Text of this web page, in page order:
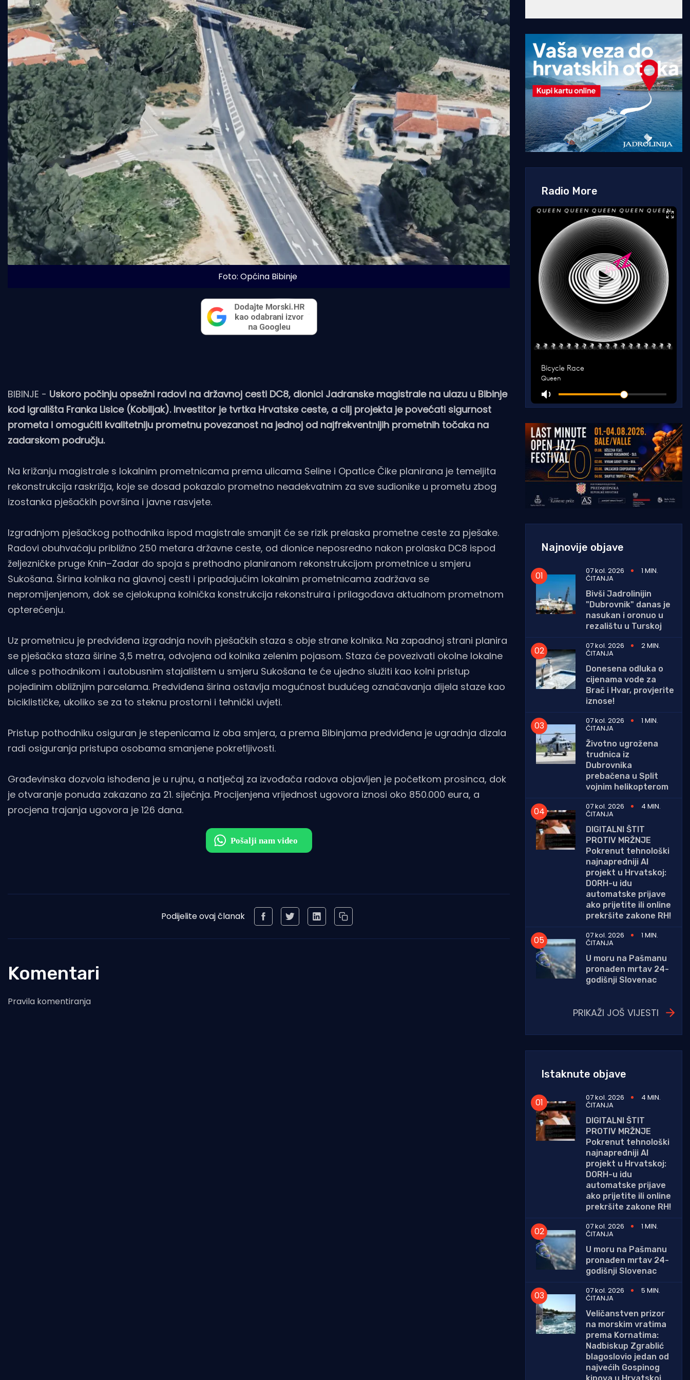
Foto: Općina Bibinje
BIBINJE - Uskoro počinju opsežni radovi na državnoj cesti DC8, dionici Jadranske magistrale na ulazu u Bibinje
kod igrališta Franka Lisice (Kobiljak). Investitor je tvrtka Hrvatske ceste, a cilj projekta je povećati sigurnost
prometa i omogućiti kvalitetniju prometnu povezanost na jednoj od najfrekventnijih prometnih točaka na
zadarskom području.
Na križanju magistrale s lokalnim prometnicama prema ulicama Seline i Opatice Čike planirana je temeljita
rekonstrukcija raskrižja, koje se dosad pokazalo prometno neadekvatnim za sve sudionike u prometu zbog
izostanka pješačkih površina i javne rasvjete.
Izgradnjom pješačkog pothodnika ispod magistrale smanjit će se rizik prelaska prometne ceste za pješake.
Radovi obuhvaćaju približno 250 metara državne ceste, od dionice neposredno nakon prolaska DC8 ispod
željezničke pruge Knin–Zadar do spoja s prethodno planiranom rekonstrukcijom prometnice u smjeru
Sukošana. Širina kolnika na glavnoj cesti i pripadajućim lokalnim prometnicama zadržava se
nepromijenjenom, dok se cjelokupna kolnička konstrukcija rekonstruira i prilagođava aktualnom prometnom
opterećenju.
Uz prometnicu je predviđena izgradnja novih pješačkih staza s obje strane kolnika. Na zapadnoj strani planira
se pješačka staza širine 3,5 metra, odvojena od kolnika zelenim pojasom. Staza će povezivati okolne lokalne
ulice s pothodnikom i autobusnim stajalištem u smjeru Sukošana te će ujedno služiti kao kolni pristup
pojedinim obližnjim parcelama. Predviđena širina ostavlja mogućnost budućeg označavanja dijela staze kao
biciklističke, ukoliko se za to steknu prostorni i tehnički uvjeti.
Pristup pothodniku osiguran je stepenicama iz oba smjera, a prema Bibinjama predviđena je ugradnja dizala
radi osiguranja pristupa osobama smanjene pokretljivosti.
Građevinska dozvola ishođena je u rujnu, a natječaj za izvođača radova objavljen je početkom prosinca, dok
je otvaranje ponuda zakazano za 21. siječnja. Procijenjena vrijednost ugovora iznosi oko 850.000 eura, a
procjena trajanja ugovora je 126 dana.
Podijelite ovaj članak
Komentari
Pravila komentiranja
Radio More
Najnovije objave
07 kol. 2026 1 MIN.
ČITANJA
Bivši Jadrolinijin
"Dubrovnik" danas je
nasukan i oronuo u
rezalištu u Turskoj
07 kol. 2026
2 MIN.
ČITANJA
Donesena odluka o
cijenama vode za
Brač i Hvar, provjerite
iznose!
07 kol. 2026
1 MIN.
ČITANJA
Životno ugrožena
trudnica iz
Dubrovnika
prebačena u Split
vojnim helikopterom
07 kol. 2026
4 MIN.
ČITANJA
DIGITALNI ŠTIT
PROTIV MRŽNJE
Pokrenut tehnološki
najnapredniji AI
projekt u Hrvatskoj:
DORH-u idu
automatske prijave
ako prijetite ili online
prekršite zakone RH!
07 kol. 2026
1 MIN.
ČITANJA
U moru na Pašmanu
pronađen mrtav 24-
godišnji Slovenac
PRIKAŽI JOŠ VIJESTI
Istaknute objave
07 kol. 2026 4 MIN.
ČITANJA
DIGITALNI ŠTIT
PROTIV MRŽNJE
Pokrenut tehnološki
najnapredniji AI
projekt u Hrvatskoj:
DORH-u idu
automatske prijave
ako prijetite ili online
prekršite zakone RH!
07 kol. 2026
1 MIN.
ČITANJA
U moru na Pašmanu
pronađen mrtav 24-
godišnji Slovenac
07 kol. 2026
5 MIN.
ČITANJA
Veličanstven prizor
na morskim vratima
prema Kornatima:
Nadbiskup Zgrablić
blagoslovio jedan od
najvećih Gospinog
kipova u Hrvatskoj